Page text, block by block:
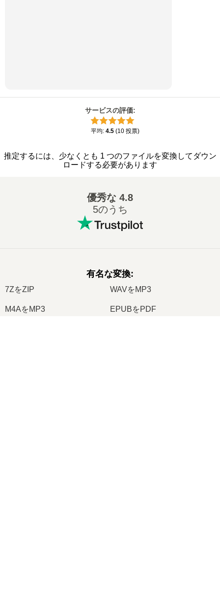
サービスの評価:
平均: 4.5 (10 投票)
推定するには、少なくとも 1 つのファイルを変換してダウン
ロードする必要があります
優秀な 4.8
5のうち
有名な変換:
7ZをZIP WAVをMP3
M4AをMP3 EPUBをPDF